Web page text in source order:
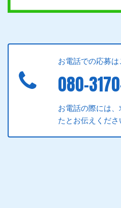
お電話での応募は
080-
お電話の際には
たとお伝えくださ